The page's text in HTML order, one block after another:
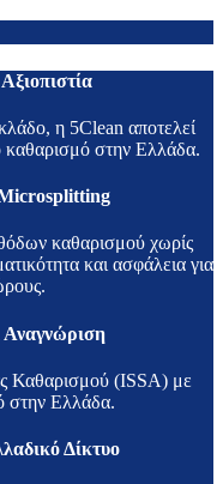
η 5Clean αποτελεί
καθαρισμό στην Ελλάδα.
Microsplitting
καθαρισμού χωρίς
και ασφάλεια για
Αναγνώριση
Καθαρισμού (ISSA) με
στην Ελλάδα.
Δίκτυο